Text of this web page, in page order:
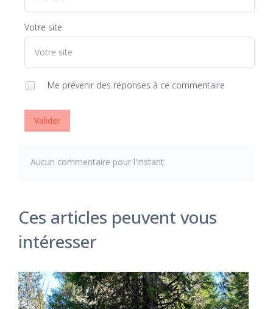
Votre site
Me prévenir des réponses à ce commentaire
Valider
Aucun commentaire pour l'instant
Ces articles peuvent vous
intéresser